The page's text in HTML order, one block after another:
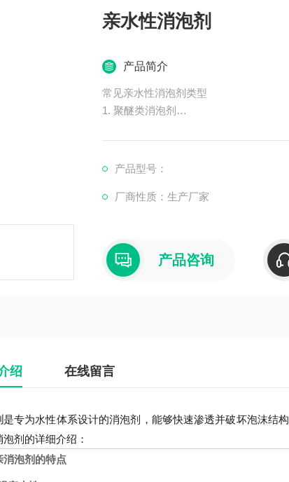
亲水性消泡剂
产品简介
常见亲水性消泡剂类型
1. 聚醚类消泡剂
特点：
亲水性好，耐碱耐高温（适用pH 5~14
产品型号：
厂商性质：生产厂家
产品咨询
绍 在线留言
是专为水性体系设计的消泡剂，能够快速渗透并破坏泡沫结
剂的详细介绍：
消泡剂的特点